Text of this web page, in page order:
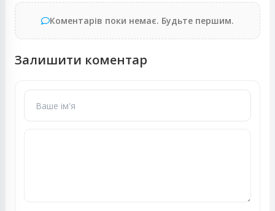
Коментарів поки немає. Будьте першим.
Залишити коментар